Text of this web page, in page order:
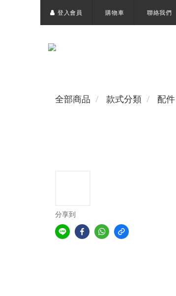
登入會員 購物車 聯絡我們
全部商品 款式分類 配件
分享到